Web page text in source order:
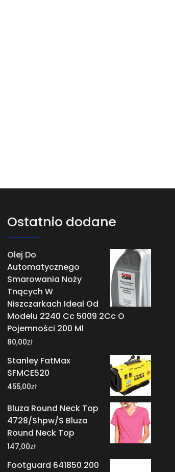
Ostatnio dodane
Olej Do
Automatycznego
Smarowania Noży
Tnących W
Niszczarkach Ideal Od
Modelu 2240 Cc 5009 2Cc O
Pojemności 200 Ml
80,00zł
Stanley FatMax
SFMCE520
455,00zł
Bluza Round Neck Top
4728/Shpw/S Bluza
Round Neck Top
147,00zł
Footguard 641850 200